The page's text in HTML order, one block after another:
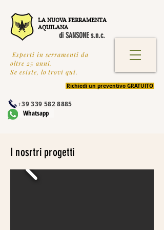
LA NUOVA FERRAMENTA
AQUILANA
di SANSONE s.n.c.
Esperti in serramenti da
oltre 25 anni.
Se esiste, lo trovi qui.
Richiedi un preventivo GRATUITO
+39 339 582 8885
Whatsapp
I nosrtri progetti